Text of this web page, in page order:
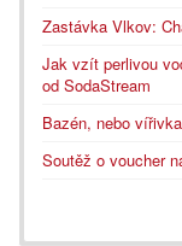
Zastávka Vlkov:
Jak vzít perlivou
od SodaStream
Bazén, nebo
Soutěž o voucher